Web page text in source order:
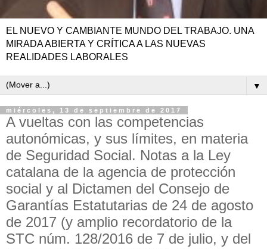
EL NUEVO Y CAMBIANTE MUNDO DEL TRABAJO. UNA
MIRADA ABIERTA Y CRÍTICA A LAS NUEVAS
REALIDADES LABORALES
▼
miércoles, 13 de septiembre de 2017
A vueltas con las competencias
autonómicas, y sus límites, en materia
de Seguridad Social. Notas a la Ley
catalana de la agencia de protección
social y al Dictamen del Consejo de
Garantías Estatutarias de 24 de agosto
de 2017 (y amplio recordatorio de la
STC núm. 128/2016 de 7 de julio, y del